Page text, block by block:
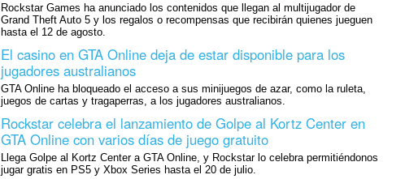
Rockstar Games ha anunciado los contenidos que llegan al multijugador de
Grand Theft Auto 5 y los regalos o recompensas que recibirán quienes jueguen
hasta el 12 de agosto.
El casino en GTA Online deja de estar disponible para los
jugadores australianos
GTA Online ha bloqueado el acceso a sus minijuegos de azar, como la ruleta,
juegos de cartas y tragaperras, a los jugadores australianos.
Rockstar celebra el lanzamiento de Golpe al Kortz Center en
GTA Online con varios días de juego gratuito
Llega Golpe al Kortz Center a GTA Online, y Rockstar lo celebra permitiéndonos
jugar gratis en PS5 y Xbox Series hasta el 20 de julio.